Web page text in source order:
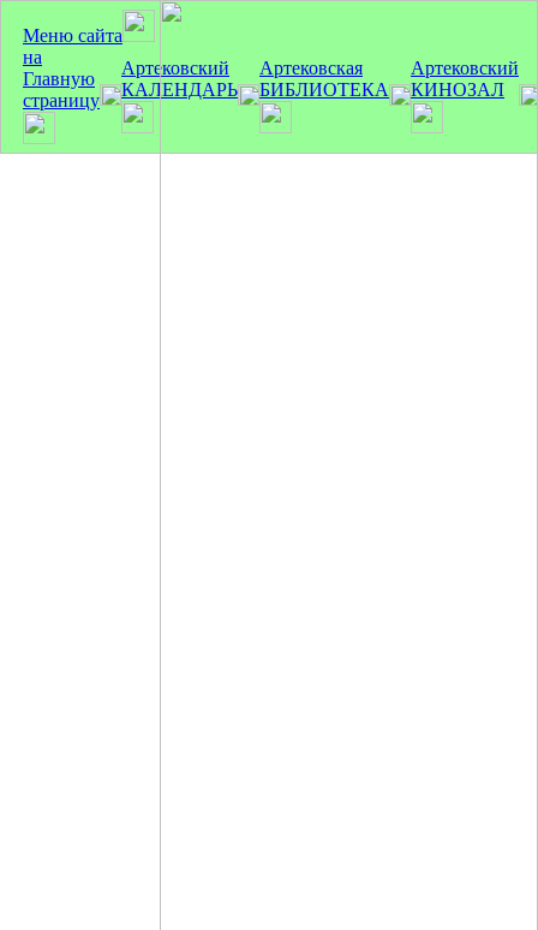
Меню сайта
на
Главную
страницу
Артековский
КАЛЕНДАРЬ
Артековская
БИБЛИОТЕКА
Артековский
КИНОЗАЛ